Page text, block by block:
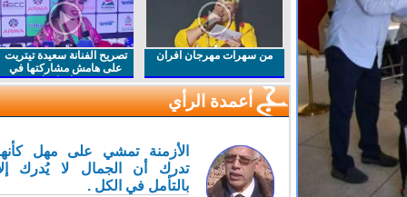
من سهرات مهرجان افران
تصريح الفنانة سعيدة تيتريت
على هامش مشاركتها في
مهرجان افران
أعمدة الرأي
الأزمنة تمشي على مهل كأنها
تدرك أن الجمال لا يُدرك إلا
بالتأمل في الكل .